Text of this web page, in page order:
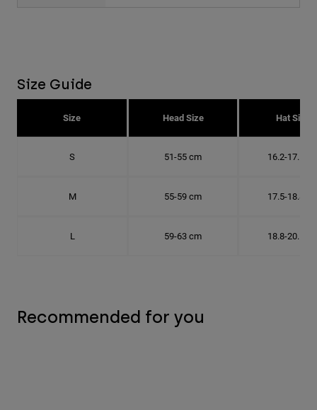
Size Guide
Size Head Size Hat Size
S 51-55 cm 16.2-17.5
M 55-59 cm 17.5-18.8
L 59-63 cm 18.8-20.1
Recommended for you